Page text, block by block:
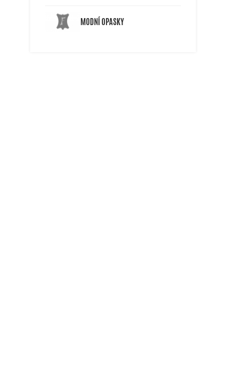
MODNÍ OPASKY